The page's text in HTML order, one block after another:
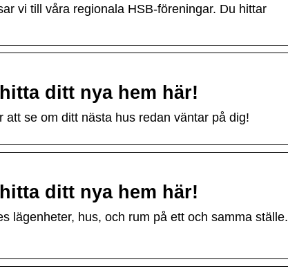
vi till våra regionala HSB-föreningar. Du hittar
ditt nya hem här!
se om ditt nästa hus redan väntar på dig!
ditt nya hem här!
lägenheter, hus, och rum på ett och samma ställe.